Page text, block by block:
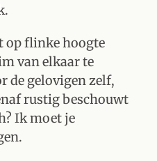
op flinke hoogte
van elkaar te
de gelovigen zelf,
rustig beschouwt
Ik moet je